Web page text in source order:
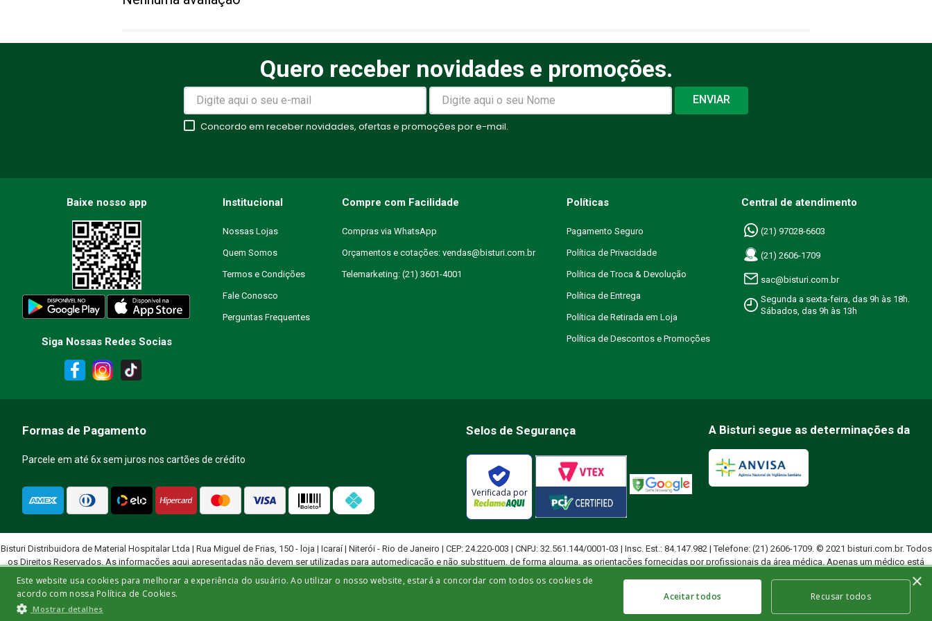
Avalie o produto de 1 a 5 estrelas
★★
Seu nome
Endereço de email
Escreva uma avaliação
Quero receber novidades e promoções.
ENVIAR
Concordo em receber novidades, ofertas e promoções por e-mail.
Baixe nosso app
Siga Nossas Redes Socias
Institucional
Nossas Lojas
Quem Somos
Termos e Condições
Fale Conosco
Perguntas Frequentes
Compre com Facilidade
Compras via WhatsApp
Orçamentos e cotações: vendas@bisturi.com.br
Telemarketing: (21) 3601-4001
Políticas
Pagamento Seguro
Política de Privacidade
Política de Troca & Devolução
Política de Entrega
Política de Retirada em Loja
Política de Descontos e Promoções
Central de atendimento
(21) 97028-6603
(21) 2606-1709
sac@bisturi.com.br
Segunda a sexta-feira, das 9h às 18h.
Sábados, das 9h às 13h
Formas de Pagamento
Parcele em até 6x sem juros nos cartões de crédito
Selos de Segurança
Verificada por
A Bisturi segue as determinações da
Bisturi Distribuidora de Material Hospitalar Ltda | Rua Miguel de Frias, 150 - loja | Icaraí | Niterói - Rio de Janeiro | CEP: 24.220-003 | CNPJ: 32.561.144/0001-03 | Insc. Est.: 84.147.982 | Telefone: (21) 2606-1709. © 2021 bisturi.com.br. Todos
os Direitos Reservados. As informações aqui apresentadas não devem ser utilizadas para automedicação e não substituem, de forma alguma, as orientações fornecidas por profissionais da área médica. Apenas um médico está
qualificado para diagnosticar problemas de saúde e prescrever tratamentos adequados.
×
Este website usa cookies para melhorar a experiência do usuário. Ao utilizar o nosso website, estará a concordar com todos os cookies de
acordo com nossa Política de Cookies.
Mostrar detalhes
Aceitar todos Recusar todos